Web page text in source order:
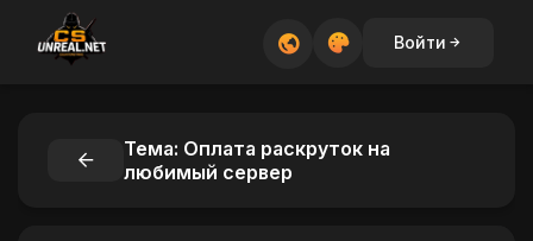
Войти
Тема: Оплата раскруток на
любимый сервер